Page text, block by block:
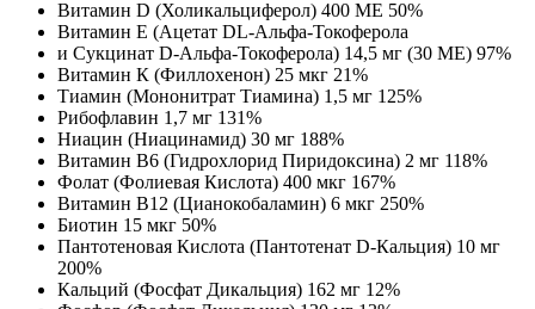
Витамин D (Холикальциферол) 400 МЕ 50%
Витамин E (Ацетат DL-Альфа-Токоферола
и Сукцинат D-Альфа-Токоферола) 14,5 мг (30 МЕ) 97%
Витамин К (Филлохенон) 25 мкг 21%
Тиамин (Мононитрат Тиамина) 1,5 мг 125%
Рибофлавин 1,7 мг 131%
Ниацин (Ниацинамид) 30 мг 188%
Витамин В6 (Гидрохлорид Пиридоксина) 2 мг 118%
Фолат (Фолиевая Кислота) 400 мкг 167%
Витамин В12 (Цианокобаламин) 6 мкг 250%
Биотин 15 мкг 50%
Пантотеновая Кислота (Пантотенат D-Кальция) 10 мг
200%
Кальций (Фосфат Дикальция) 162 мг 12%